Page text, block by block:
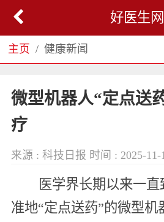
好医生网
主页 健康新闻
微型机器人“定点送
疗
来源 : 科技日报 时间 : 2025-11-
医学界长期以来一
准地“定点送药”的微型机